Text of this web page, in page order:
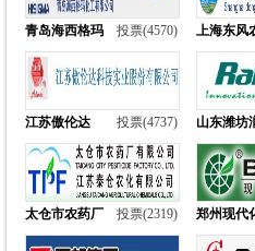
青岛海西格玛 投票(4570) 上海东风
江苏傲伦达 投票(4737) 山东潍坊
太仓市农药厂 投票(2319) 郑州现代